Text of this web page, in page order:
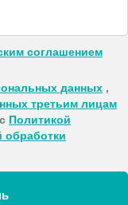
соглашением
данных ,
третьим лицам
Политикой
обработки